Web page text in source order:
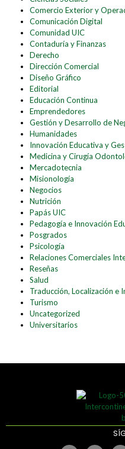
Comercio Exterior y
Comunicación Digital
Comunidad UIC
Contaduría y Finanzas
Derecho
Dirección Comercial
Diseño Gráfico
Editorial
Educación Continua
Emprendedores
Gestión y Desarrollo de
Humanidades
Innovación Educativa y
Medicina y Cirugía
Mercadotecnia
Misionología
Negocios
Nutrición
Papás UIC
Pedagogía e Innovación
Posgrados
Psicología
Relaciones Comerciales
Reseñas
Salud
Traducción, Localización e
Turismo
Uncategorized
Universitarios